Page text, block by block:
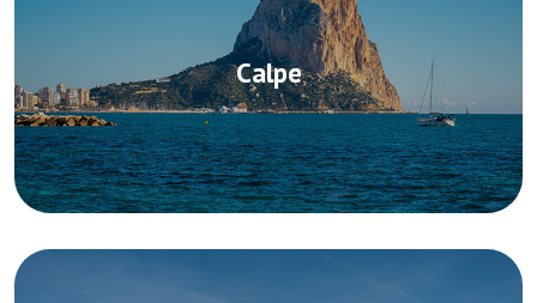
Calpe